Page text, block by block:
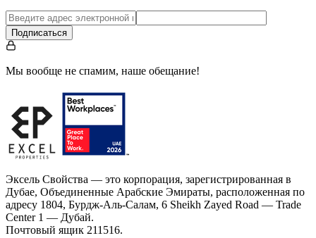
Подписаться
Мы вообще не спамим, наше обещание!
Эксель Свойства — это корпорация, зарегистрированная в
Дубае, Объединенные Арабские Эмираты, расположенная по
адресу 1804, Бурдж-Аль-Салам, 6 Sheikh Zayed Road — Trade
Center 1 — Дубай.
Почтовый ящик 211516.